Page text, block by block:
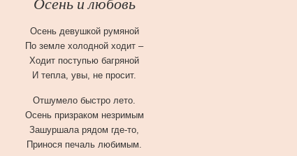
Осень и любовь
Осень девушкой румяной
По земле холодной ходит –
Ходит поступью багряной
И тепла, увы, не просит.
Отшумело быстро лето.
Осень призраком незримым
Зашуршала рядом где-то,
Принося печаль любимым.